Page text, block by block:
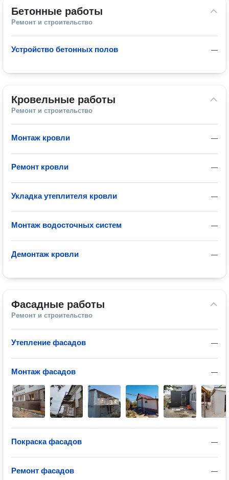
Бетонные работы
Ремонт и строительство
—
Устройство бетонных полов
Кровельные работы
Ремонт и строительство
—
Монтаж кровли
—
Ремонт кровли
—
Укладка утеплителя кровли
—
Монтаж водосточных систем
—
Демонтаж кровли
Фасадные работы
Ремонт и строительство
—
Утепление фасадов
—
Монтаж фасадов
—
Покраска фасадов
—
Ремонт фасадов